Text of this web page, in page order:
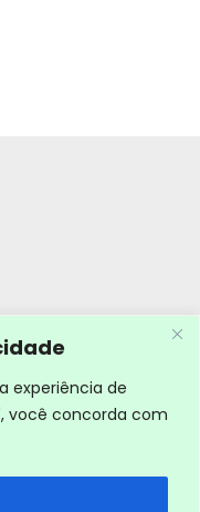
experiência de
você concorda com